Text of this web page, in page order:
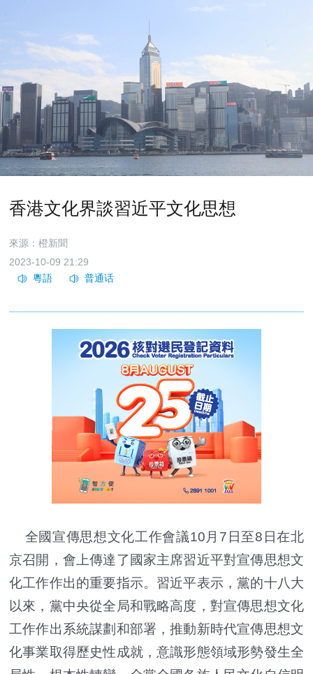
香港文化界談習近平文化思想
來源：橙新聞
2023-10-09 21:29
全國宣傳思想文化工作會議10月7日至8日在北
京召開，會上傳達了國家主席習近平對宣傳思想文
化工作作出的重要指示。習近平表示，黨的十八大
以來，黨中央從全局和戰略高度，對宣傳思想文化
工作作出系統謀劃和部署，推動新時代宣傳思想文
化事業取得歷史性成就，意識形態領域形勢發生全